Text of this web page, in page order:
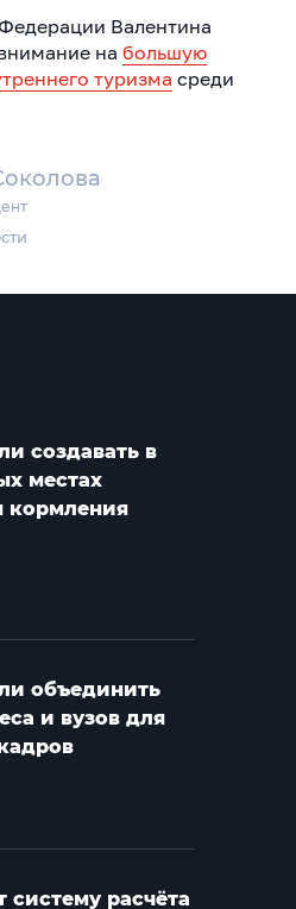
Валентина
на большую
туризма среди
создавать в
местах
кормления
объединить
и вузов для
расчёта